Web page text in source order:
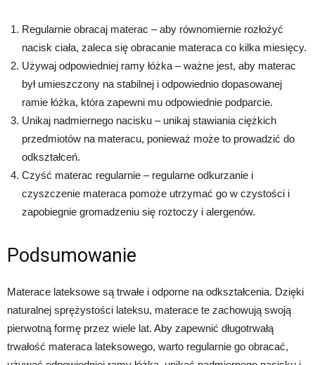
Regularnie obracaj materac – aby równomiernie rozłożyć
nacisk ciała, zaleca się obracanie materaca co kilka miesięcy.
Używaj odpowiedniej ramy łóżka – ważne jest, aby materac
był umieszczony na stabilnej i odpowiednio dopasowanej
ramie łóżka, która zapewni mu odpowiednie podparcie.
Unikaj nadmiernego nacisku – unikaj stawiania ciężkich
przedmiotów na materacu, ponieważ może to prowadzić do
odkształceń.
Czyść materac regularnie – regularne odkurzanie i
czyszczenie materaca pomoże utrzymać go w czystości i
zapobiegnie gromadzeniu się roztoczy i alergenów.
Podsumowanie
Materace lateksowe są trwałe i odporne na odkształcenia. Dzięki
naturalnej sprężystości lateksu, materace te zachowują swoją
pierwotną formę przez wiele lat. Aby zapewnić długotrwałą
trwałość materaca lateksowego, warto regularnie go obracać,